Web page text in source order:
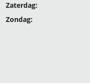
Zaterdag:
Zondag: